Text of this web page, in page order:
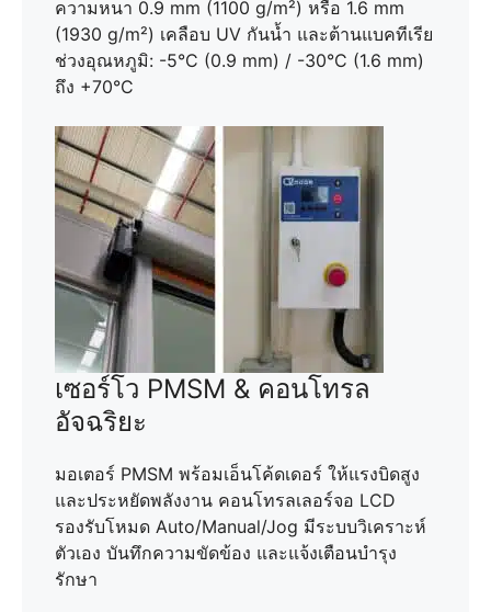
ความหนา 0.9 mm (1100 g/m²) หรือ 1.6 mm
(1930 g/m²) เคลือบ UV กันน้ำ และต้านแบคทีเรีย
ช่วงอุณหภูมิ: -5°C (0.9 mm) / -30°C (1.6 mm)
ถึง +70°C
เซอร์โว PMSM & คอนโทรล
อัจฉริยะ
มอเตอร์ PMSM พร้อมเอ็นโค้ดเดอร์ ให้แรงบิดสูง
และประหยัดพลังงาน คอนโทรลเลอร์จอ LCD
รองรับโหมด Auto/Manual/Jog มีระบบวิเคราะห์
ตัวเอง บันทึกความขัดข้อง และแจ้งเตือนบำรุง
รักษา